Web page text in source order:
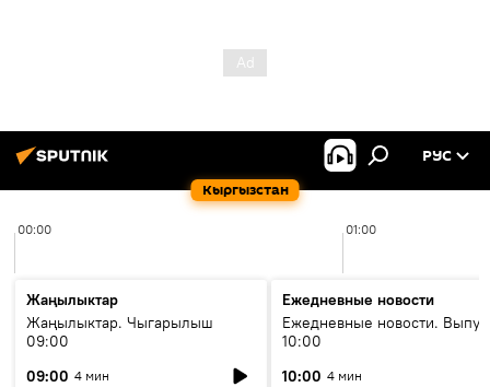
Кыргызстан
РУС
00:00 01:00
Жаңылыктар
Жаңылыктар. Чыгарылыш
09:00
09:00 4 мин
Ежедневные новости
Ежедневные новости.
10:00
10:00 4 мин